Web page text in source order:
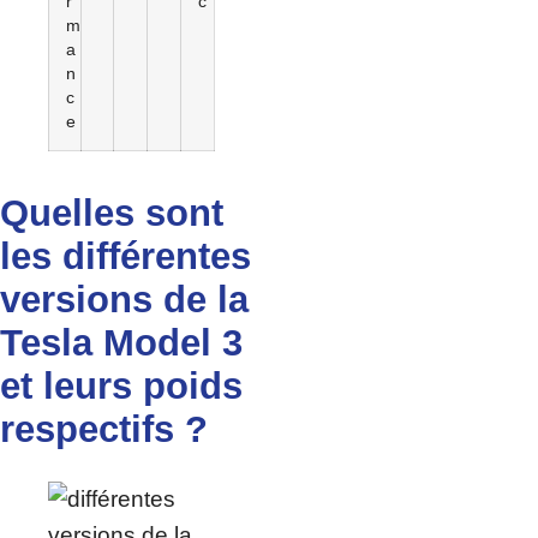
m
a
n
c
e
Quelles sont
les différentes
versions de la
Tesla Model 3
et leurs poids
respectifs ?